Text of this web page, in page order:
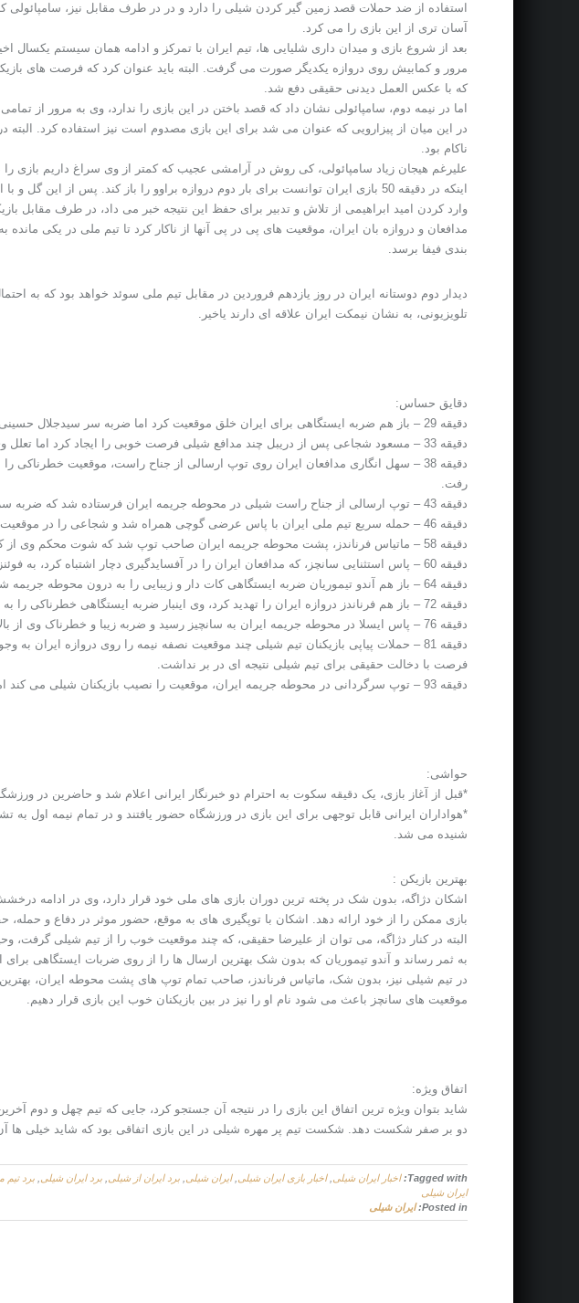
استفاده از ضد حملات قصد زمین گیر کردن شیلی را دارد و در در طرف مقابل نیز، سامپائولی
آسان تری از این بازی را می کرد.
بعد از شروع بازی و میدان داری شلیایی ها، تیم ایران با تمرکز و ادامه همان سیستم یکسال
که با عکس العمل دیدنی حقیقی دفع شد.
اما در نیمه دوم، سامپائولی نشان داد که قصد باختن در این بازی را ندارد، وی به مرور از
در این میان از پیزارویی که عنوان می شد برای این بازی مصدوم است نیز استفاده کرد. البته
ناکام بود.
علیرغم هیجان زیاد سامپائولی، کی روش در آرامشی عجیب که کمتر از وی سراغ داریم بازی را
اینکه در دقیقه 50 بازی ایران توانست برای بار دوم دروازه براوو را باز کند.
وارد کردن امید ابراهیمی از تلاش و تدبیر برای حفظ این نتیجه خبر می داد، در طرف مقابل
مدافعان و دروازه بان ایران، موقعیت های پی در پی آنها از ناکار کرد تا تیم ملی در یکی
بندی فیفا برسد.
دیدار دوم دوستانه ایران در روز یازدهم فروردین در مقابل تیم ملی سوئد خواهد بود که به
تلویزیونی، به نشان نیمکت ایران علاقه ای دارند یاخیر.
دقایق حساس:
دقیقه 29 – باز هم ضربه ایستگاهی برای ایران خلق موقعیت کرد اما ضربه سر سیدجلال حسینی توسط براوو مهار شد.
دقیقه 33 – مسعود شجاعی پس از دریبل چند مدافع شیلی فرصت خوبی را ایجاد کرد اما تعلل وی باعث از دست رفتن این موقعیت شد.
دقیقه 38 – سهل انگاری مدافعان ایران روی توپ ارسالی از جناح راست، موقعیت
رفت.
دقیقه 43 – توپ ارسالی از جناح راست شیلی در محوطه جریمه ایران فرستاده شد که ضربه سر مهاجم تیم ملی شیلی را که از روی خط شش قدم زده شد را علیرضا حقیقی با یک واکنش فوق العاده دفع کرد.
دقیقه 46 – حمله سریع تیم ملی ایران با پاس عرضی گوچی همراه شد و شجاعی را در موقعیت خوبی قرار داد اما ضربه شجاعی از کنار دروازه شیلی به بیرون رفت.
دقیقه 58 – ماتیاس فرناندز، پشت محوطه جریمه ایران صاحب توپ شد که شوت محکم وی از کنار دروازه ایران به بیرون رفت.
دقیقه 60 – پاس استثنایی سانچز، که مدافعان ایران را در آفسایدگیری دچار اشتباه کرد، به فوئنزالیدا رسید و ضربه وی از کنار دروازه ایران به بیرون رفت.
دقیقه 64 – باز هم آندو تیموریان ضربه ایستگاهی کات دار و زیبایی را به درون محوطه جریمه شیلی فرستاد که تعلل بازیکنان ایران باعث از دست رفتن این موقعیت شد.
دقیقه 72 – باز هم فرناندز دروازه ایران را تهدید کرد، وی اینبار ضربه ایستگاهی خطرناکی را به سمت دروازه ایران شوت زد که این فرصت با عکس العمل حقیقی و دفع مدافعان ایران از دست شیلی پرید.
دقیقه 76 – پاس ایسلا در محوطه جریمه ایران به سانچیز رسید و ضربه زیبا و خطرناک وی از بالای دروازه ایران به بیرون رفت.
دقیقه 81 – حملات پیاپی بازیکنان تیم شیلی چند موقعیت نصفه نیمه را روی دروازه
فرصت با دخالت حقیقی برای تیم شیلی نتیجه ای در بر نداشت.
دقیقه 93 – توپ سرگردانی در محوطه جریمه ایران، موقعیت را نصیب بازیکنان شیلی می کند اما ضربه نهایی با هوشیاری مدافعان ایران به کرنر رفت.
حواشی:
*قبل از آغاز بازی، یک دقیقه سکوت به احترام دو خبرنگار ایرانی اعلام شد و حاضرین در
*هواداران ایرانی قابل توجهی برای این بازی در ورزشگاه حضور یافتند و در تمام نیمه اول به
شنیده می شد.
بهترین بازیکن :
اشکان دژاگه، بدون شک در پخته ترین دوران بازی های ملی خود قرار دارد، وی در ادامه
بازی ممکن را از خود ارائه دهد. اشکان با توپگیری های به موقع، حضور موثر در دفاع و
البته در کنار دژاگه، می توان از علیرضا حقیقی، که چند موقعیت خوب را از تیم شیلی گرفت،
به ثمر رساند و آندو تیموریان که بدون شک بهترین ارسال ها را از روی ضربات ایستگاهی
در تیم شیلی نیز، بدون شک، ماتیاس فرناندز، صاحب تمام توپ های پشت محوطه ایران،
موقعیت های سانچز باعث می شود نام او را نیز در بین بازیکنان خوب این بازی قرار دهیم.
اتفاق ویژه:
شاید بتوان ویژه ترین اتفاق این بازی را در نتیجه آن جستجو کرد، جایی که تیم چهل و دوم
دو بر صفر شکست دهد. شکست تیم پر مهره شیلی در این بازی اتفاقی بود که شاید خیلی ها
Tagged with: اخبار ایران شیلی ,اخبار بازی ایران شیلی ,ایران شیلی برد ایران از شیلی برد ایران شیلی برد تیم
ایران شیلی
Posted in: ایران شیلی